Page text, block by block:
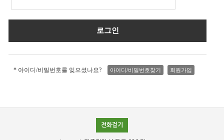
* 아이디/비밀번호를 잊으셨나요? 아이디/비밀번호찾기 회원가입
전화걸기